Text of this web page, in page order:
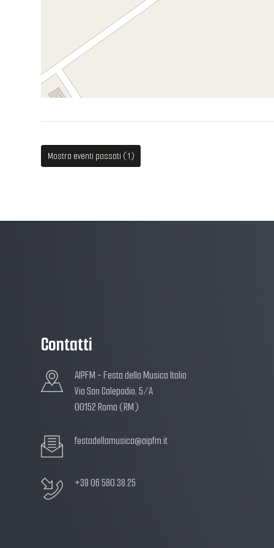
Mostra eventi passati (1)
Contatti
AIPFM - Festa della Musica Italia
Via San Calepodio, 5/A
00152 Roma (RM)
festadellamusica@aipfm.it
+39 06 580.38.25